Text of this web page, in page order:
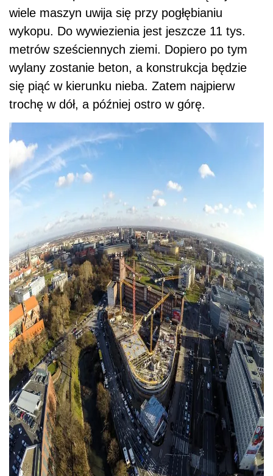
wiele maszyn uwija się przy pogłębianiu
wykopu. Do wywiezienia jest jeszcze 11 tys.
metrów sześciennych ziemi. Dopiero po tym
wylany zostanie beton, a konstrukcja będzie
się piąć w kierunku nieba. Zatem najpierw
trochę w dół, a później ostro w górę.